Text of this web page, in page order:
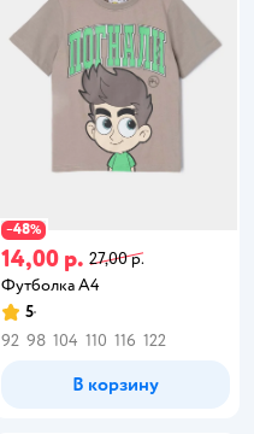
−48%
14,00 р. 27,00 р.
Футболка А4
5
92 98 104 110 116 122
В корзину